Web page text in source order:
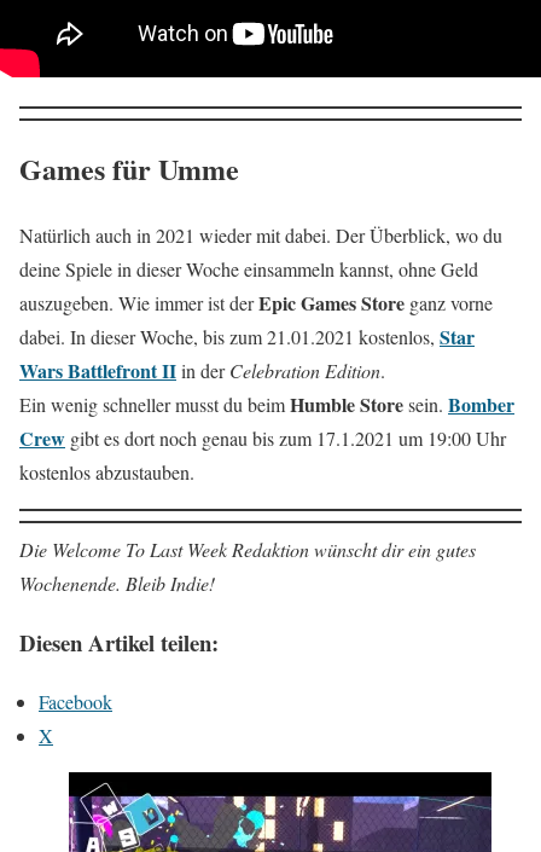
Games für Umme
Natürlich auch in 2021 wieder mit dabei. Der Überblick, wo du
deine Spiele in dieser Woche einsammeln kannst, ohne Geld
auszugeben. Wie immer ist derEpic Games Store ganz vorne
dabei. In dieser Woche, bis zum 21.01.2021 kostenlos, Star
Wars Battlefront IIin derCelebration Edition.
Ein wenig schneller musst du beimHumble Storesein. Bomber
Crew gibt es dort noch genau bis zum 17.1.2021 um 19:00 Uhr
kostenlos abzustauben.
Die Welcome To Last Week Redaktion wünscht dir ein gutes
Wochenende. Bleib Indie!
Diesen Artikel teilen:
Facebook
X